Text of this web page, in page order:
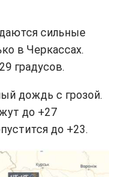
сильные
в Черкассах.
градусов.
дождь с грозой.
до +27
до +23.